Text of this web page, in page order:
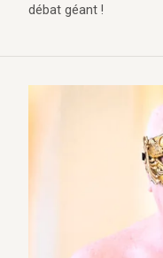
débat géant !